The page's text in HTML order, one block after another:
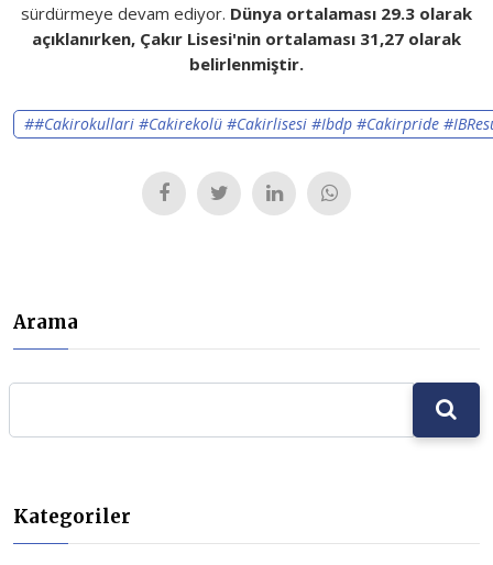
sürdürmeye devam ediyor. Dünya ortalaması 29.3 olarak
açıklanırken, Çakır Lisesi'nin ortalaması 31,27 olarak
belirlenmiştir.
##cakirokullari #cakirekolü #cakirlisesi #ibdp #cakirpride
Arama
Kategoriler